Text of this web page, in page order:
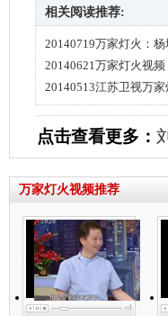
相关阅读推荐:
20140719万家灯火：
20140621万家灯火视频
20140513江苏卫视万家
点击查看更多：
万家灯火视频推荐